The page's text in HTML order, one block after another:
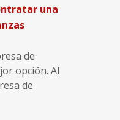
una
de
opción. Al
de